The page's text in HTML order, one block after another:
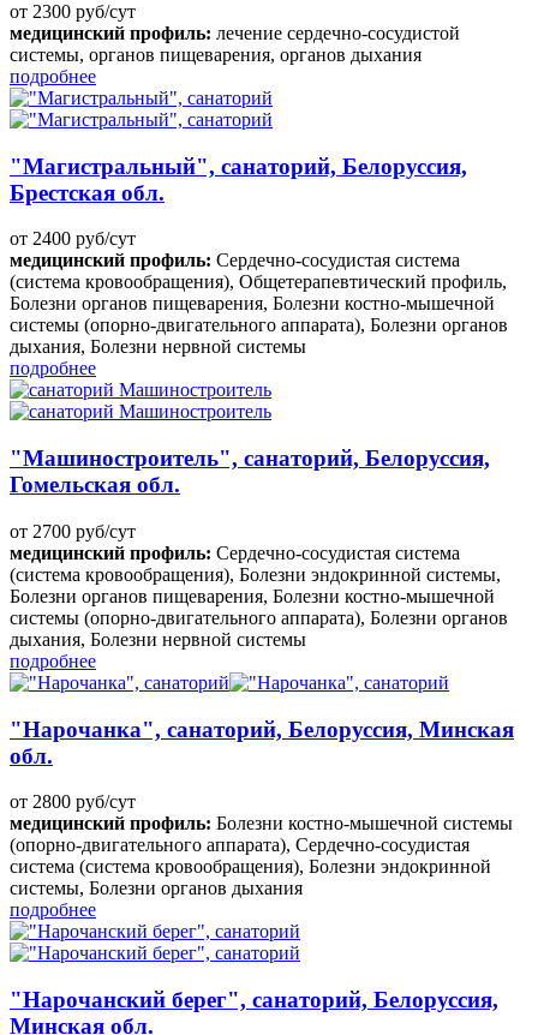
от 2300 руб/сут
медицинский профиль: лечение сердечно-сосудистой
системы, органов пищеварения, органов дыхания
подробнее
"Магистральный", санаторий, Белоруссия,
Брестская обл.
от 2400 руб/сут
медицинский профиль: Сердечно-сосудистая система
(система кровообращения), Общетерапевтический профиль,
Болезни органов пищеварения, Болезни костно-мышечной
системы (опорно-двигательного аппарата), Болезни органов
дыхания, Болезни нервной системы
подробнее
"Машиностроитель", санаторий, Белоруссия,
Гомельская обл.
от 2700 руб/сут
медицинский профиль: Сердечно-сосудистая система
(система кровообращения), Болезни эндокринной системы,
Болезни органов пищеварения, Болезни костно-мышечной
системы (опорно-двигательного аппарата), Болезни органов
дыхания, Болезни нервной системы
подробнее
"Нарочанка", санаторий, Белоруссия, Минская
обл.
от 2800 руб/сут
медицинский профиль: Болезни костно-мышечной системы
(опорно-двигательного аппарата), Сердечно-сосудистая
система (система кровообращения), Болезни эндокринной
системы, Болезни органов дыхания
подробнее
"Нарочанский берег", санаторий, Белоруссия,
Минская обл.